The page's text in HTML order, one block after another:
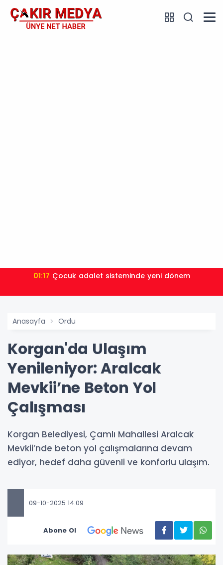
01:17 Çocuk adalet sisteminde yeni dönem
Anasayfa Ordu
Korgan'da Ulaşım
Yenileniyor: Aralcak
Mevkii’ne Beton Yol
Çalışması
Korgan Belediyesi, Çamlı Mahallesi Aralcak
Mevkii’nde beton yol çalışmalarına devam
ediyor, hedef daha güvenli ve konforlu ulaşım.
09-10-2025 14:09
Abone Ol